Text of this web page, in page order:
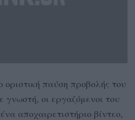
οριστική παύση προβολής του
γνωστή, οι εργαζόμενοι του
αποχαιρετιστήριο βίντεο,